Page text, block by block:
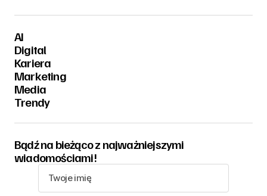
AI
Digital
Kariera
Marketing
Media
Trendy
Bądź na bieżąco z najważniejszymi
wiadomościami!